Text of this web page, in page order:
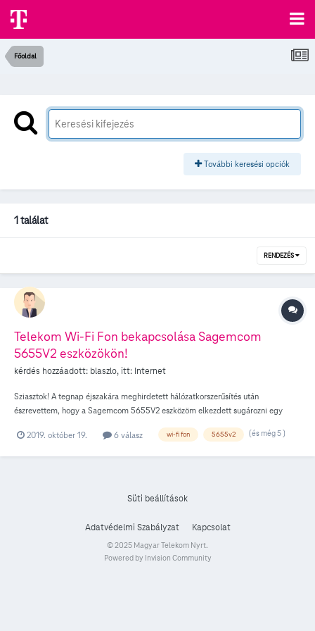
Főoldal
További keresési opciók
1 találat
RENDEZÉS
Telekom Wi-Fi Fon bekapcsolása Sagemcom
5655V2 eszközökön!
kérdés hozzáadott: blaszlo, itt: Internet
Sziasztok! A tegnap éjszakára meghirdetett hálózatkorszerűsítés után
észrevettem, hogy a Sagemcom 5655V2 eszközöm elkezdett sugározni egy
számú csatornákon. A Wifi Fon szolgáltatás igénybevételéhez szükséges régi
kérdésem, hogy hogyan lehetne megtudni a szolgáltatás igénybevételéhez
2019. október 19. 6 válasz wi-fi fon 5655v2 (és még 5 )
Süti beállítások
Adatvédelmi Szabályzat Kapcsolat
© 2025 Magyar Telekom Nyrt.
Powered by Invision Community